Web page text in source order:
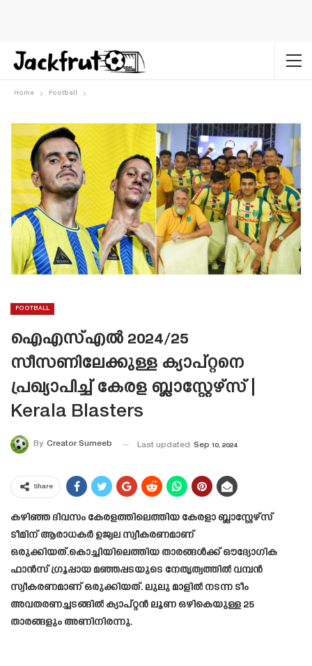
Home Football
FOOTBALL
ഐഎസ്എൽ 2024/25
സീസണിലേക്കുള്ള ക്യാപ്റ്റനെ
പ്രഖ്യാപിച്ച് കേരള ബ്ലാസ്റ്റേഴ്‌സ് |
Kerala Blasters
By Creator Sumeeb Last updated Sep 10, 2024
Share
കഴിഞ്ഞ ദിവസം കേരളത്തിലെത്തിയ കേരളാ ബ്ലാസ്റ്റേഴ്സ്
ടീമിന് ആരാധകര്‍ ഉജ്വല സ്വീകരണമാണ്
ഒരുക്കിയത്.കൊച്ചിയിലെത്തിയ താരങ്ങള്‍ക്ക് ഔദ്യോഗിക
ഫാൻസ് ഗ്രൂപ്പായ മഞ്ഞപ്പടയുടെ നേതൃത്വത്തിൽ വമ്പന്‍
സ്വീകരണമാണ് ഒരുക്കിയത്. ലുലു മാളില്‍ നടന്ന ടീം
അവതരണച്ചടങ്ങില്‍ ക്യാപ്റ്റൻ ലൂണ ഒഴികെയുള്ള 25
താരങ്ങളും അണിനിരന്നു.